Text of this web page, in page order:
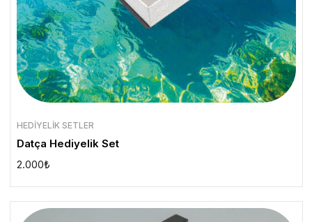
HEDIYELIK SETLER
Datça Hediyelik Set
2.000₺